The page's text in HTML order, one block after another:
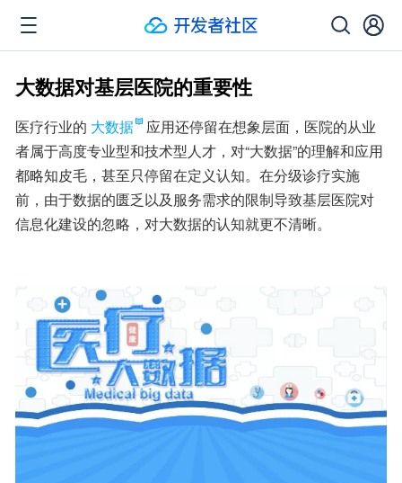
大数据对基层医院的重要性
医疗行业的 大数据
应用还停留在想象层面，医院的从业
者属于高度专业型和技术型人才，对“大数据”的理解和应用
都略知皮毛，甚至只停留在定义认知。在分级诊疗实施
前，由于数据的匮乏以及服务需求的限制导致基层医院对
信息化建设的忽略，对大数据的认知就更不清晰。